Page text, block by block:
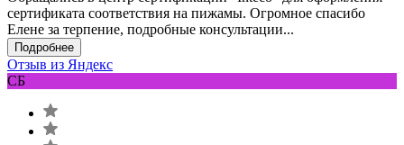
сертификата соответствия на пижамы. Огромное спасибо
Елене за терпение, подробные консультации...
Подробнее
Отзыв из Яндекс
СБ